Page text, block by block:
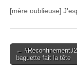
[mère oublieuse]
Post
navigation
←
baguette fait la tête